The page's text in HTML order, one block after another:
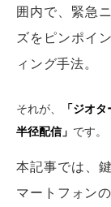
囲内で、緊急
ズをピンポイ
ィング手法。
それが、
「ジオ
半径配信」 です。
本記事では、
マートフォン